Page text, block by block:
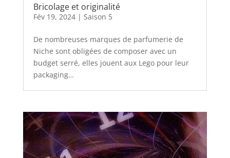
Bricolage et originalité
Fév 19, 2024| Saison 5
De nombreuses marques de parfumerie de
Niche sont obligées de composer avec un
budget serré, elles jouent aux Lego pour leur
packaging…